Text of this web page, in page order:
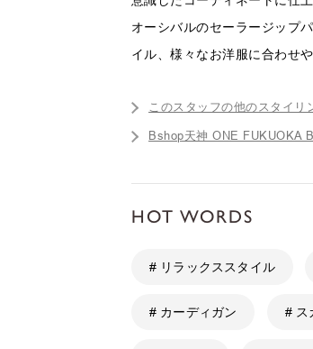
オーシバルのセーラージップ
イル、様々なお洋服に合わせ
このスタッフの他のスタイリ
Bshop天神 ONE FUKUOKA
HOT WORDS
# リラックススタイル
# カーディガン # ス